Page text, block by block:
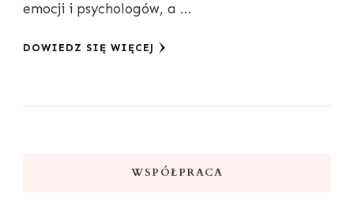
emocji i psychologów, a …
DOWIEDZ SIĘ WIĘCEJ
WSPÓŁPRACA